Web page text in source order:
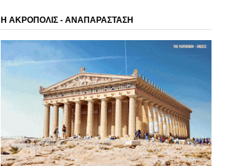
Η ΑΚΡΟΠΟΛΙΣ - ΑΝΑΠΑΡΑΣΤΑΣΗ